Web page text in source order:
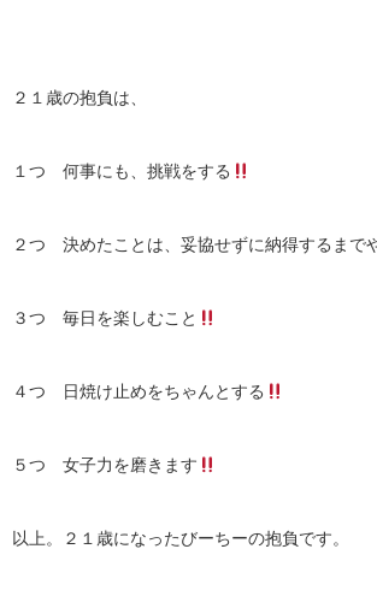
２１歳の抱負は、
１つ 何事にも、挑戦をする
２つ 決めたことは、妥協せずに納得するまで
３つ 毎日を楽しむこと
４つ 日焼け止めをちゃんとする
５つ 女子力を磨きます
以上。２１歳になったびーちーの抱負です。